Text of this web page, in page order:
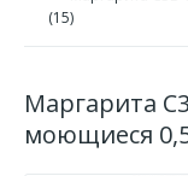
(15)
Маргарита
моющиеся